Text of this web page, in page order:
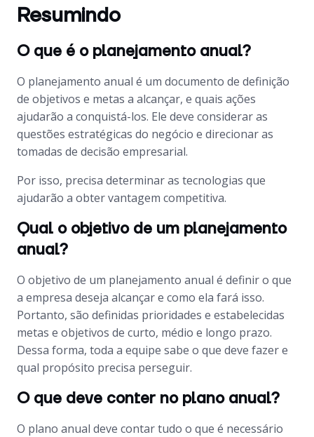
Resumindo
O que é o planejamento anual?
O planejamento anual é um documento de definição
de objetivos e metas a alcançar, e quais ações
ajudarão a conquistá-los. Ele deve considerar as
questões estratégicas do negócio e direcionar as
tomadas de decisão empresarial.
Por isso, precisa determinar as tecnologias que
ajudarão a obter vantagem competitiva.
Qual o objetivo de um planejamento
anual?
O objetivo de um planejamento anual é definir o que
a empresa deseja alcançar e como ela fará isso.
Portanto, são definidas prioridades e estabelecidas
metas e objetivos de curto, médio e longo prazo.
Dessa forma, toda a equipe sabe o que deve fazer e
qual propósito precisa perseguir.
O que deve conter no plano anual?
O plano anual deve contar tudo o que é necessário